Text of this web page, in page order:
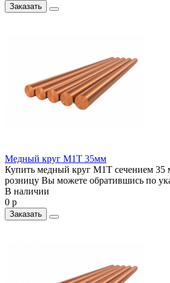
Заказать
Медный круг М1Т 35мм
Купить медный круг М1Т сечением 35
розницу Вы можете обратившись по
В наличии
0 р
Заказать